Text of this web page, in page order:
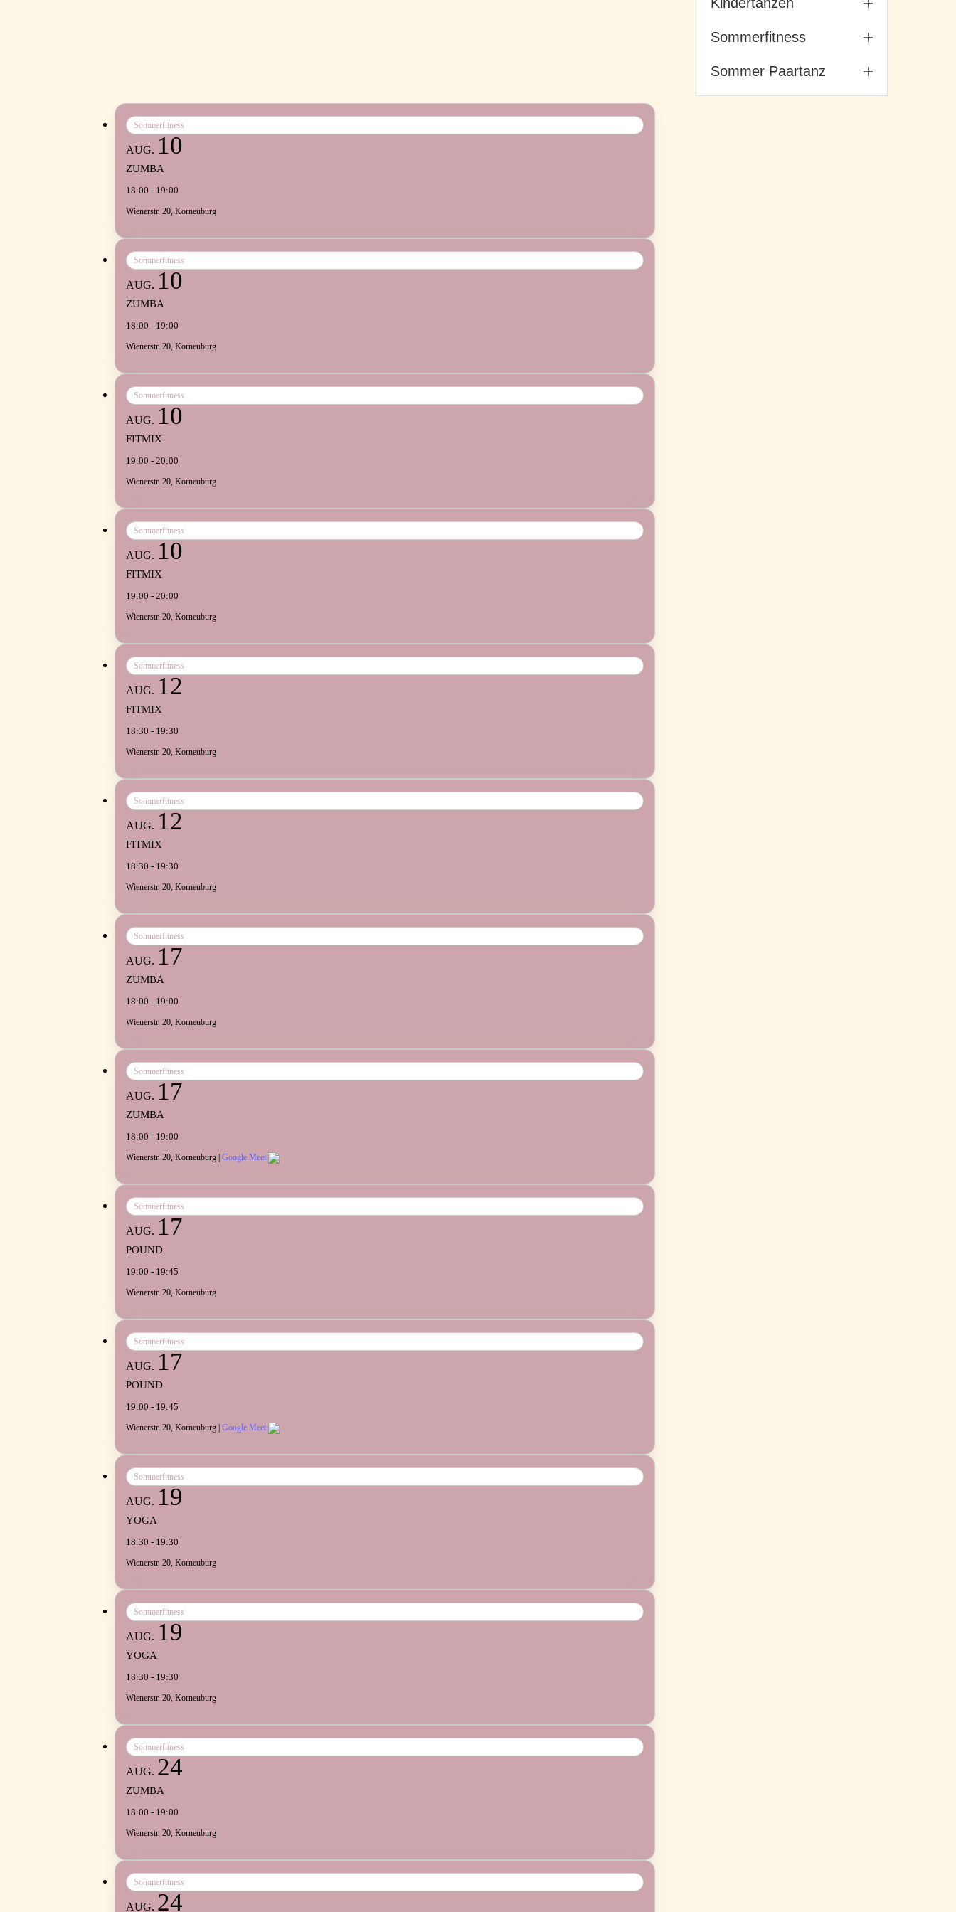
Sommerfitness
AUG. 10
ZUMBA
18:00 - 19:00
Wienerstr. 20, Korneuburg
Sommerfitness
AUG. 10
ZUMBA
18:00 - 19:00
Wienerstr. 20, Korneuburg
Sommerfitness
AUG. 10
FITMIX
19:00 - 20:00
Wienerstr. 20, Korneuburg
Sommerfitness
AUG. 10
FITMIX
19:00 - 20:00
Wienerstr. 20, Korneuburg
Sommerfitness
AUG. 12
FITMIX
18:30 - 19:30
Wienerstr. 20, Korneuburg
Sommerfitness
AUG. 12
FITMIX
18:30 - 19:30
Wienerstr. 20, Korneuburg
Sommerfitness
AUG. 17
ZUMBA
18:00 - 19:00
Wienerstr. 20, Korneuburg
Sommerfitness
AUG. 17
ZUMBA
18:00 - 19:00
Wienerstr. 20, Korneuburg | Google Meet
Sommerfitness
AUG. 17
POUND
19:00 - 19:45
Wienerstr. 20, Korneuburg
Sommerfitness
AUG. 17
POUND
19:00 - 19:45
Wienerstr. 20, Korneuburg | Google Meet
Sommerfitness
AUG. 19
YOGA
18:30 - 19:30
Wienerstr. 20, Korneuburg
Sommerfitness
AUG. 19
YOGA
18:30 - 19:30
Wienerstr. 20, Korneuburg
Sommerfitness
AUG. 24
ZUMBA
18:00 - 19:00
Wienerstr. 20, Korneuburg
Sommerfitness
AUG. 24
Sommerfitness
Sommer Paartanz